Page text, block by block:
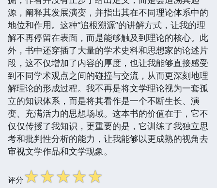
源，阐释其发展演变，并指出其在不同理论体系中的
地位和作用。这种“追根溯源”的讲解方式，让我的理
解不再停留在表面，而是能够触及到理论的核心。此
外，书中还穿插了大量的学术史料和思想家的论述片
段，这不仅增加了内容的厚度，也让我能够直接感受
到不同学术观点之间的碰撞与交流，从而更深刻地理
解理论的形成过程。我不再是将文学理论视为一套孤
立的知识体系，而是将其看作是一个不断生长、演
变、充满活力的思想场域。这本书的价值在于，它不
仅仅传授了我知识，更重要的是，它训练了我独立思
考和批判性分析的能力，让我能够以更成熟的视角去
审视文学作品和文学现象。
评分☆☆☆☆☆